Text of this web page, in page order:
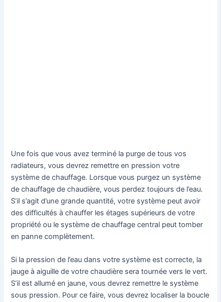
Une fois que vous avez terminé la purge de tous vos
radiateurs, vous devrez remettre en pression votre
système de chauffage. Lorsque vous purgez un système
de chauffage de chaudière, vous perdez toujours de l’eau.
S’il s’agit d’une grande quantité, votre système peut avoir
des difficultés à chauffer les étages supérieurs de votre
propriété ou le système de chauffage central peut tomber
en panne complètement.
Si la pression de l’eau dans votre système est correcte, la
jauge à aiguille de votre chaudière sera tournée vers le vert.
S’il est allumé en jaune, vous devrez remettre le système
sous pression. Pour ce faire, vous devrez localiser la boucle